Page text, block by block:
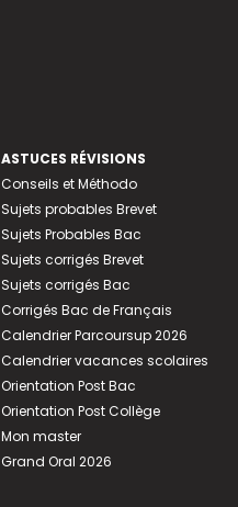
ASTUCES RÉVISIONS
Conseils et Méthodo
Sujets probables Brevet
Sujets Probables Bac
Sujets corrigés Brevet
Sujets corrigés Bac
Corrigés Bac de Français
Calendrier Parcoursup 2026
Calendrier vacances scolaires
Orientation Post Bac
Orientation Post Collège
Mon master
Grand Oral 2026